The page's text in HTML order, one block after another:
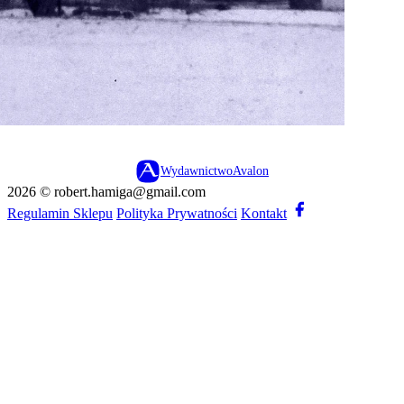
WydawnictwoAvalon
2026 © robert.hamiga@gmail.com
Regulamin Sklepu Polityka Prywatności Kontakt